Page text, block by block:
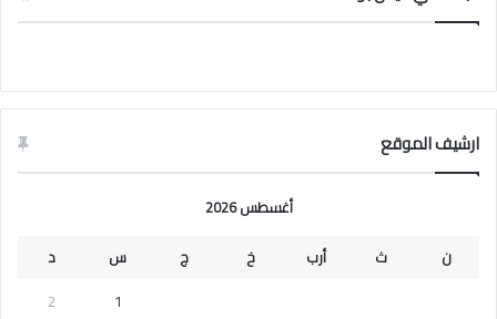
ارشيف الموقع
أغسطس 2026
ن
ث أرب خ ج س
د
1
2